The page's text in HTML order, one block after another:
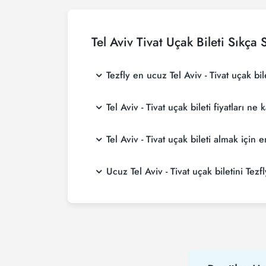
Tel Aviv Tivat Uçak Bileti Sıkça
Tezfly en ucuz Tel Aviv - Tivat uçak
Tezfly sitesinde yapacağın tek bir aramada
Tel Aviv - Tivat uçak bileti fiyatları ne
yaparak ve promosyonları takip ederek
Tel Aviv - Tivat uçak bileti almak için
daha ucuza uçarsınız.
Ucuz Tel Aviv - Tivat uçak biletini
hem de Tezfly kampanyalarından ilk siz